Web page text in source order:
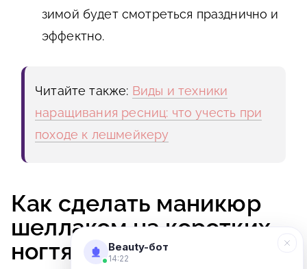
зимой будет смотреться празднично и
эффектно.
Читайте также: Виды и техники
наращивания ресниц: что учесть при
походе к лешмейкеру
Как сделать маникюр
шеллаком на коротких
ногтях
Beauty-бот
14:22